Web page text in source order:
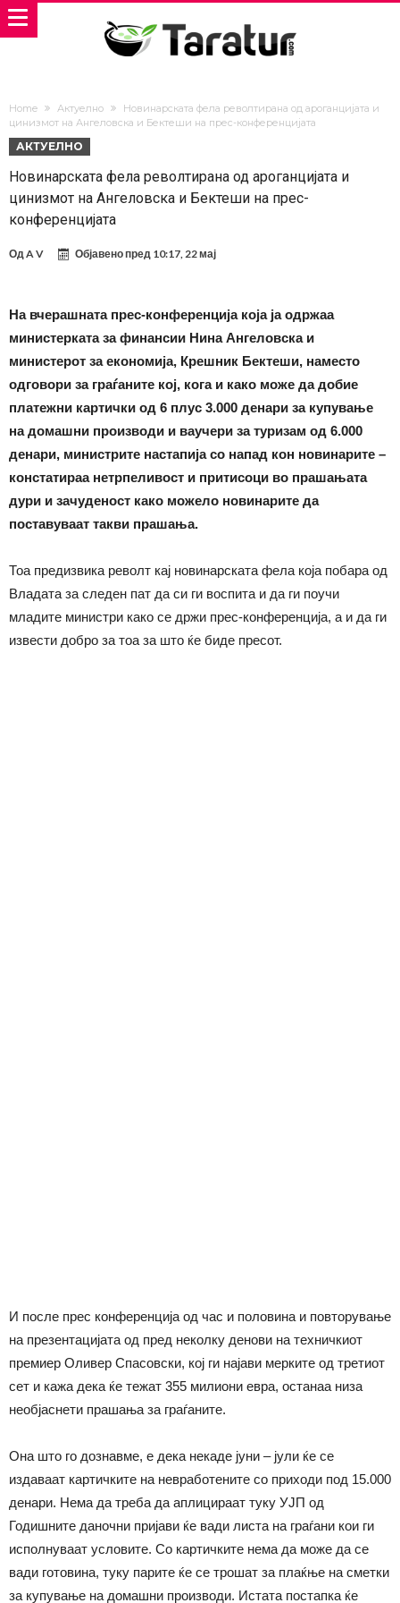
Home Актуелно
Новинарската фела револтирана од ароганцијата и
цинизмот на Ангеловска и Бектеши на прес-конференцијата
АКТУЕЛНО
Новинарската фела револтирана од ароганцијата и
цинизмот на Ангеловска и Бектеши на прес-
конференцијата
ОдA V Објавено пред 10:17, 22 мај
На вчерашната прес-конференција која ја одржаа
министерката за финансии Нина Ангеловска и
министерот за економија, Крешник Бектеши, наместо
одговори за граѓаните кој, кога и како може да добие
платежни картички од 6 плус 3.000 денари за купување
на домашни производи и ваучери за туризам од 6.000
денари, министрите настапија со напад кон новинарите –
констатираа нетрпеливост и притисоци во прашањата
дури и зачуденост како можело новинарите да
поставуваат такви прашања.
Тоа предизвика револт кај новинарската фела која побара од
Владата за следен пат да си ги воспита и да ги поучи
младите министри како се држи прес-конференција, а и да ги
извести добро за тоа за што ќе биде пресот.
И после прес конференција од час и половина и повторување
на презентацијата од пред неколку денови на техничкиот
премиер Оливер Спасовски, кој ги најави мерките од третиот
сет и кажа дека ќе тежат 355 милиони евра, останаа низа
необјаснети прашања за граѓаните.
Она што го дознавме, е дека некаде јуни – јули ќе се
издаваат картичките на невработените со приходи под 15.000
денари. Нема да треба да аплицираат туку УЈП од
Годишните даночни пријави ќе вади листа на граѓани кои ги
исполнуваат условите. Со картичките нема да може да се
вади готовина, туку парите ќе се трошат за плаќње на сметки
за купување на домашни производи. Истата постапка ќе